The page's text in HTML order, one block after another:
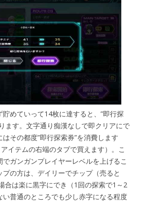
めていって14枚に達すると、”即行探
ます。文字通り痴漢なしで即クリアにで
その都度”即行探索券”を消費します
イテムの右端のタブで買えます）。こ
ガンガンプレイヤーレベルを上げるこ
の方は、デイリーでチップ（売ると
合は楽に黒字にでき（1回の探索で1～2
い普通のところでも少し赤字になる程度